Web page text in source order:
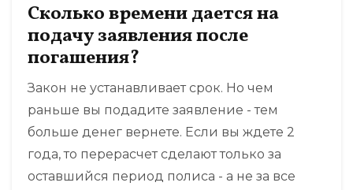
Сколько времени дается на
подачу заявления после
погашения?
Закон не устанавливает срок. Но чем
раньше вы подадите заявление - тем
больше денег вернете. Если вы ждете 2
года, то перерасчет сделают только за
оставшийся период полиса - а не за все